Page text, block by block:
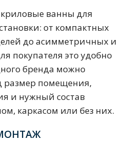
ванны для
от компактных
до асимметричных и
покупателя это удобно
бренда можно
размер помещения,
и нужный состав
каркасом или без них.